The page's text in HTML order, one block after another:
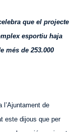
que el projecte
esportiu haja
més de 253.000
l’Ajuntament de
este dijous que per